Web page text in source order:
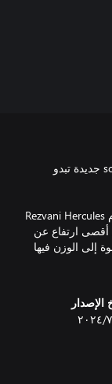
يتواصل اتساع مرأب SnowRunner وتحسنه مع scout جديدة تبدو
مجهزة بالمحرك نفسه المُستخدم في نظيرتها الأقدم Rezvani Hercules
أقصى ارتفاع عن
إلى الوزن فيها
الإصدار